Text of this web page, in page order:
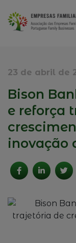
23 de abril de
Bison
e reforça
inovação